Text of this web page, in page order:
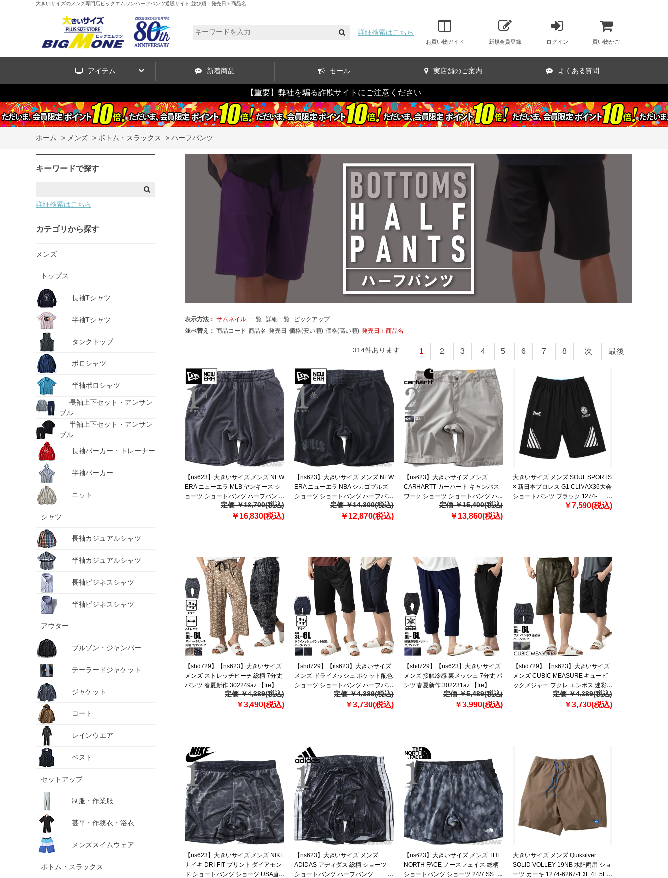
大きいサイズのメンズ専門店ビッグエムワンハーフパンツ通販サイト 並び順：発売日＋商品名
詳細検索はこちら
お買い物ガイド 新規会員登録 ログイン 買い物かご
アイテム 新着商品 セール 実店舗のご案内 よくある質問
【重要】弊社を騙る詐欺サイトにご注意ください
ホーム > メンズ > ボトム・スラックス > ハーフパンツ
キーワードで探す
詳細検索はこちら
カテゴリから探す
メンズ
トップス
長袖Tシャツ
半袖Tシャツ
タンクトップ
ポロシャツ
半袖ポロシャツ
長袖上下セット・アンサン
ブル
半袖上下セット・アンサン
ブル
長袖パーカー・トレーナー
半袖パーカー
ニット
シャツ
長袖カジュアルシャツ
半袖カジュアルシャツ
長袖ビジネスシャツ
半袖ビジネスシャツ
アウター
ブルゾン・ジャンパー
テーラードジャケット
ジャケット
コート
レインウエア
ベスト
セットアップ
制服・作業服
甚平・作務衣・浴衣
メンズスイムウェア
ボトム・スラックス
表示方法： サムネイル 一覧 詳細一覧
ピックアップ
並べ替え： 商品コード 商品名 発売日 価格(安い順) 価格(高い順) 発売日＋商品名
314件あります 1 2 3 4 5 6 7 8 次 最後
【ns623】大きいサイズ メンズ NEW
ERA ニューエラ MLB ヤンキース シ
ョーツ ショートパンツ ハーフパンツ
MLB WASHED NEW YORK
YANKEES T-SHIRT USA直輸入
定価 ￥18,700(税込)
￥16,830(税込)
【ns623】大きいサイズ メンズ NEW
ERA ニューエラ NBA シカゴブルズ
ショーツ ショートパンツ ハーフパン
ツ NBA CHICAGO BULLS BLACK
SHORTS USA直輸入 60771533
定価 ￥14,300(税込)
￥12,870(税込)
【ns623】大きいサイズ メンズ
CARHARTT カーハート キャンバス
ワーク ショーツ ショートパンツ ハ
ーフパンツ CANVAS UTILITY WORK
SHORT USA直輸入 103652
定価 ￥15,400(税込)
￥13,860(税込)
大きいサイズ メンズ SOUL SPORTS
× 新日本プロレス G1 CLIMAX36大会
ショートパンツ ブラック 1274-
6242-1 3L 4L 5L 6L 8L￥7,590(税込)
【shd729】【ns623】大きいサイズ
メンズ ストレッチピーチ 総柄 7分丈
パンツ 春夏新作 302249az 【fre】
定価 ￥4,389(税込)
￥3,490(税込)
【shd729】【ns623】大きいサイズ
メンズ ドライメッシュ ポケット配色
ショーツ ショートパンツ ハーフパン
ツ 春夏新作 302252az 【fre】
定価 ￥4,389(税込)
￥3,730(税込)
【shd729】【ns623】大きいサイズ
メンズ 接触冷感 裏メッシュ 7分丈 パ
ンツ 春夏新作 302231az 【fre】
定価 ￥5,489(税込)
￥3,990(税込)
【shd729】【ns623】大きいサイズ
メンズ CUBIC MEASURE キュービ
ックメジャー フクレ エンボス 迷彩
柄 ショーツ ショートパンツ ハーフ
パンツ 春夏新作 6753-384z 【fre】
定価 ￥4,389(税込)
￥3,730(税込)
【ns623】大きいサイズ メンズ NIKE
ナイキ DRI-FIT プリント ダイアモン
ド ショートパンツ ショーツ USA直
【ns623】大きいサイズ メンズ
ADIDAS アディダス 総柄 ショーツ
ショートパンツ ハーフパンツ
【ns623】大きいサイズ メンズ THE
NORTH FACE ノースフェイス 総柄
ショートパンツ ショーツ 24/7 SS
大きいサイズ メンズ Quiksilver
SOLID VOLLEY 19NB 水陸両用 ショ
ーツ カーキ 1274-6267-1 3L 4L 5L